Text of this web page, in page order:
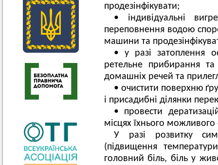
продезінфікувати;
• індивідуальні
переповнення водою
машини та
• у разі затоплення
ретельне прибирання та
домашніх речей та
• очистити поверхню
і присадибні ділянки
• провести
місцях їхнього можливого
У разі розвитку
(підвищення
головний біль, біль у